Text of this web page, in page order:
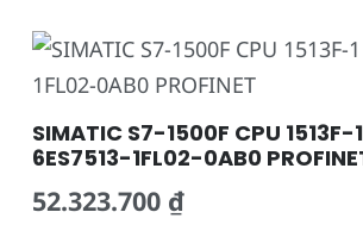
SIMATIC S7-1500F CPU 1513F-
6ES7513-1FL02-0AB0
52.323.700 ₫